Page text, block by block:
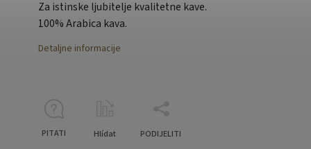
Za istinske ljubitelje kvalitetne kave.
100% Arabica kava.
Detaljne informacije
PITATI Hlídat PODIJELITI